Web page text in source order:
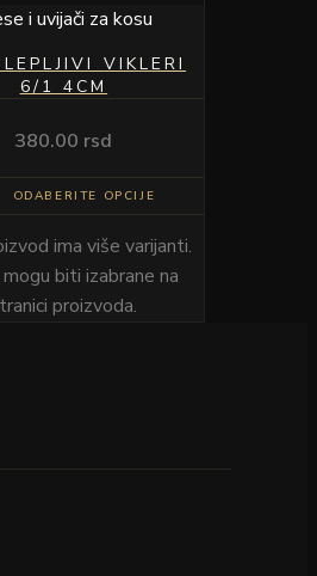
i uvijači za kosu
VIKLERI
6/1 4CM
380.00 rsd
ODABERITE OPCIJE
ima više varijanti.
biti izabrane na
proizvoda.